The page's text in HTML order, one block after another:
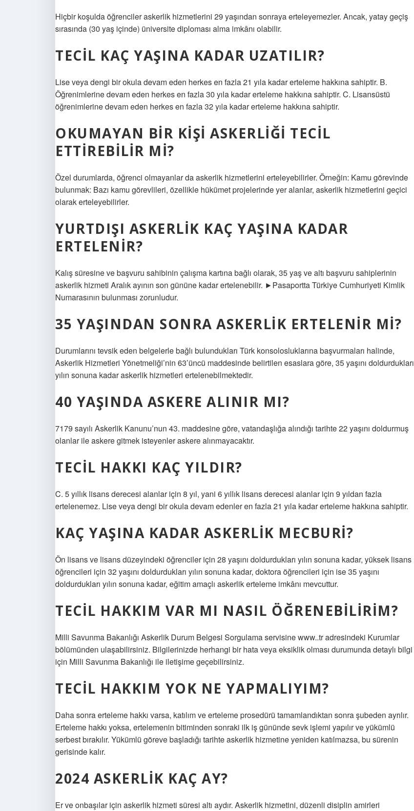
Hiçbir koşulda öğrenciler askerlik hizmetlerini 29 yaşından sonraya erteleyemezler. Ancak, yatay geçiş
sırasında (30 yaş içinde) üniversite diploması alma imkânı olabilir.
TECIL KAÇ YAŞINA KADAR UZATILIR?
Lise veya dengi bir okula devam eden herkes en fazla 21 yıla kadar erteleme hakkına sahiptir. B.
Öğrenimlerine devam eden herkes en fazla 30 yıla kadar erteleme hakkına sahiptir. C. Lisansüstü
öğrenimlerine devam eden herkes en fazla 32 yıla kadar erteleme hakkına sahiptir.
OKUMAYAN BIR KIŞI ASKERLIĞI TECIL
ETTIREBILIR MI?
Özel durumlarda, öğrenci olmayanlar da askerlik hizmetlerini erteleyebilirler. Örneğin: Kamu görevinde
bulunmak: Bazı kamu görevlileri, özellikle hükümet projelerinde yer alanlar, askerlik hizmetlerini geçici
olarak erteleyebilirler.
YURTDIŞI ASKERLIK KAÇ YAŞINA KADAR
ERTELENIR?
Kalış süresine ve başvuru sahibinin çalışma kartına bağlı olarak, 35 yaş ve altı başvuru sahiplerinin
askerlik hizmeti Aralık ayının son gününe kadar ertelenebilir. ►Pasaportta Türkiye Cumhuriyeti Kimlik
Numarasının bulunması zorunludur.
35 YAŞINDAN SONRA ASKERLIK ERTELENIR MI?
Durumlarını tevsik eden belgelerle bağlı bulundukları Türk konsolosluklarına başvurmaları halinde,
Askerlik Hizmetleri Yönetmeliği’nin 63’üncü maddesinde belirtilen esaslara göre, 35 yaşını doldurdukları
yılın sonuna kadar askerlik hizmetleri ertelenebilmektedir.
40 YAŞINDA ASKERE ALINIR MI?
7179 sayılı Askerlik Kanunu’nun 43. maddesine göre, vatandaşlığa alındığı tarihte 22 yaşını doldurmuş
olanlar ile askere gitmek isteyenler askere alınmayacaktır.
TECIL HAKKI KAÇ YILDIR?
C. 5 yıllık lisans derecesi alanlar için 8 yıl, yani 6 yıllık lisans derecesi alanlar için 9 yıldan fazla
ertelenemez. Lise veya dengi bir okula devam edenler en fazla 21 yıla kadar erteleme hakkına sahiptir.
KAÇ YAŞINA KADAR ASKERLIK MECBURI?
Ön lisans ve lisans düzeyindeki öğrenciler için 28 yaşını doldurdukları yılın sonuna kadar, yüksek lisans
öğrencileri için 32 yaşını doldurdukları yılın sonuna kadar, doktora öğrencileri için ise 35 yaşını
doldurdukları yılın sonuna kadar, eğitim amaçlı askerlik erteleme imkânı mevcuttur.
TECIL HAKKIM VAR MI NASIL ÖĞRENEBILIRIM?
Milli Savunma Bakanlığı Askerlik Durum Belgesi Sorgulama servisine www..tr adresindeki Kurumlar
bölümünden ulaşabilirsiniz. Bilgilerinizde herhangi bir hata veya eksiklik olması durumunda detaylı bilgi
için Milli Savunma Bakanlığı ile iletişime geçebilirsiniz.
TECIL HAKKIM YOK NE YAPMALIYIM?
Daha sonra erteleme hakkı varsa, katılım ve erteleme prosedürü tamamlandıktan sonra şubeden ayrılır.
Erteleme hakkı yoksa, ertelemenin bitiminden sonraki ilk iş gününde sevk işlemi yapılır ve yükümlü
serbest bırakılır. Yükümlü göreve başladığı tarihte askerlik hizmetine yeniden katılmazsa, bu sürenin
gerisinde kalır.
2024 ASKERLIK KAÇ AY?
Er ve onbaşılar için askerlik hizmeti süresi altı aydır. Askerlik hizmetini, düzenli disiplin amirleri